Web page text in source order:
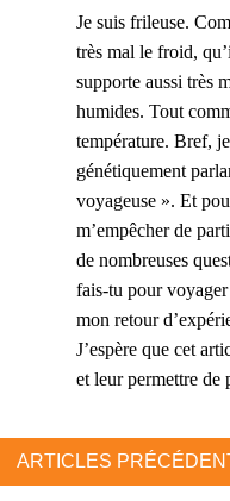
Je suis frileuse.
très mal le froid,
supporte aussi très
humides. Tout
température. Bref,
génétiquement
voyageuse ». Et
m’empêcher de
de nombreuses
fais-tu pour
mon retour
J’espère que cet
et leur permettre
ARTICLES